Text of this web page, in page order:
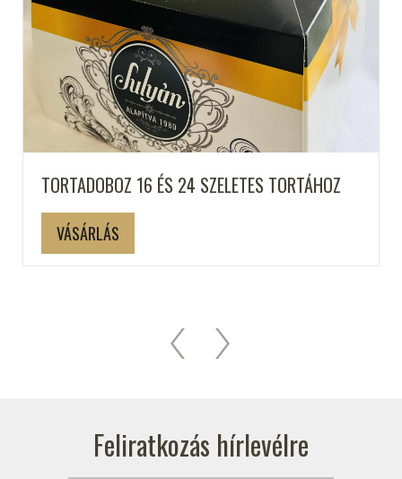
TORTADOBOZ 16 ÉS 24 SZELETES TORTÁHOZ
VÁSÁRLÁS
Feliratkozás hírlevélre